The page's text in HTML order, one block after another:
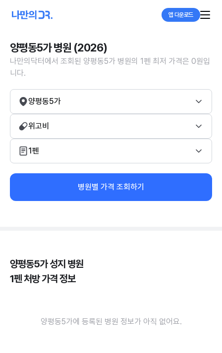
앱 다운로드
양평동5가 병원 (2026)
나만의닥터에서 조회된 양평동5가 병원의 1펜 최저 가격은 0원입
니다.
양평동5가
위고비
1펜
병원별 가격 조회하기
양평동5가 성지 병원
1펜 처방 가격 정보
양평동5가에 등록된 병원 정보가 아직 없어요.